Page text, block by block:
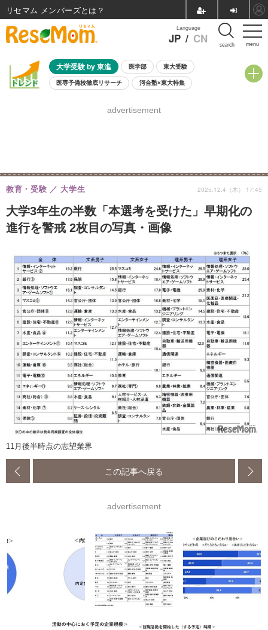
menu
Language
JP / CN search
大学受験 by 東進 医学部 東大受験
医専予備校徹底リサーチ 河合塾×東大特集
8月開催学校説明会・相談会
advertisement
大学3年生の半数「本選考を受けた」早期化の
進行を警戒 2枚目の写真・画像
教育・受験 大学生 2025.12.4（木） 17:45
11月後半時点の志望業界
この記事へ戻る
advertisement
リセマム メンバーズ